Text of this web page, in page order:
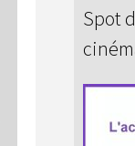
Spot